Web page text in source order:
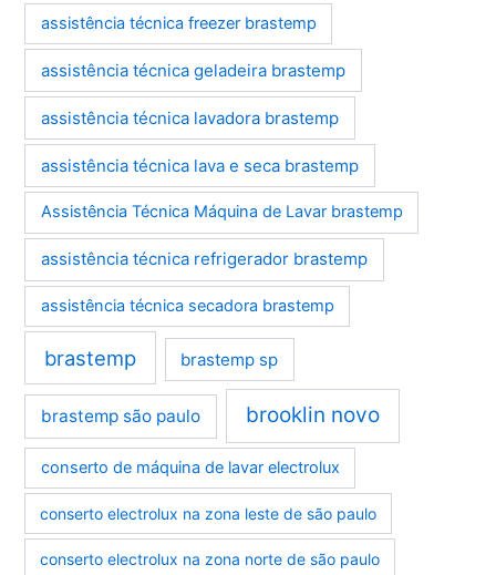
assistência técnica freezer brastemp
assistência técnica geladeira brastemp
assistência técnica lavadora brastemp
assistência técnica lava e seca brastemp
Assistência Técnica Máquina de Lavar brastemp
assistência técnica refrigerador brastemp
assistência técnica secadora brastemp
brastemp brastemp sp
brastemp são paulo brooklin novo
conserto de máquina de lavar electrolux
conserto electrolux na zona leste de são paulo
conserto electrolux na zona norte de são paulo